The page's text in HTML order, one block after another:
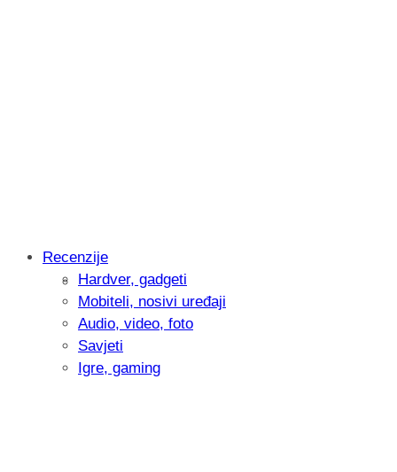
Intervju: Goran Jović, fotograf -
Recenzije
Hardver, gadgeti
Mobiteli, nosivi uređaji
Audio, video, foto
Savjeti
Igre, gaming